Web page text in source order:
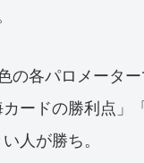
の各パロメータ
ードの勝利点
人が勝ち。